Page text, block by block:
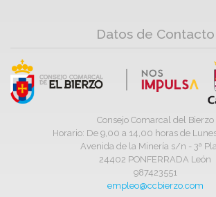
Datos de Contacto
Consejo Comarcal del Bierzo
Horario: De 9,00 a 14,00 horas de
Avenida de la Minería s/n - 3ª
24402 PONFERRADA León
987423551
empleo@ccbierzo.com